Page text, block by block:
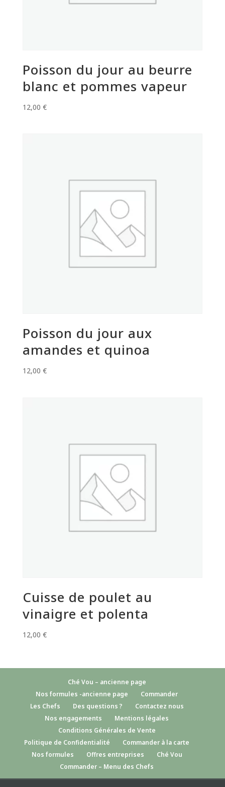
Poisson du jour au beurre
blanc et pommes vapeur
12,00 €
Poisson du jour aux
amandes et quinoa
12,00 €
Cuisse de poulet au
vinaigre et polenta
12,00 €
Ché Vou – ancienne page
Nos formules -ancienne page
Commander
Les Chefs
Des questions ?
Contactez nous
Nos engagements
Mentions légales
Conditions Générales de Vente
Politique de Confidentialité
Commander à la carte
Nos formules
Offres entreprises
Ché Vou
Commander – Menu des Chefs